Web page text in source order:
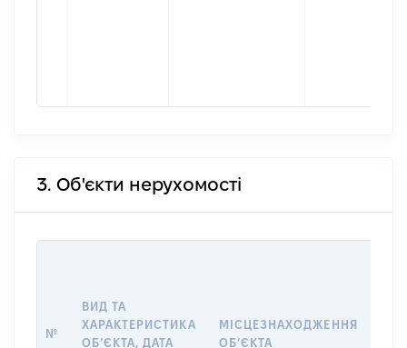
3. Об'єкти нерухомості
№
ВИД ТА
ХАРАКТЕРИСТИКА
ОБʼЄКТА, ДАТА
МІСЦЕЗНАХОДЖЕННЯ
ОБʼЄКТА